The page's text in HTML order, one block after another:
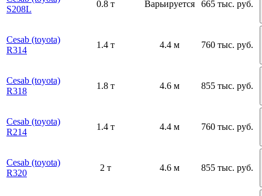
S208L
0.8 т Варьируется 665 тыс. руб.
Cesab (toyota)
R314
1.4 т 4.4 м 760 тыс. руб.
Cesab (toyota)
R318
1.8 т 4.6 м 855 тыс. руб.
Cesab (toyota)
R214
1.4 т 4.4 м 760 тыс. руб.
Cesab (toyota)
R320
2 т 4.6 м 855 тыс. руб.